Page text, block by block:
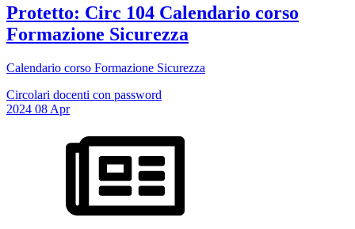
Protetto: Circ 104 Calendario corso
Formazione Sicurezza
Calendario corso Formazione Sicurezza
Circolari docenti con password
2024 08 Apr